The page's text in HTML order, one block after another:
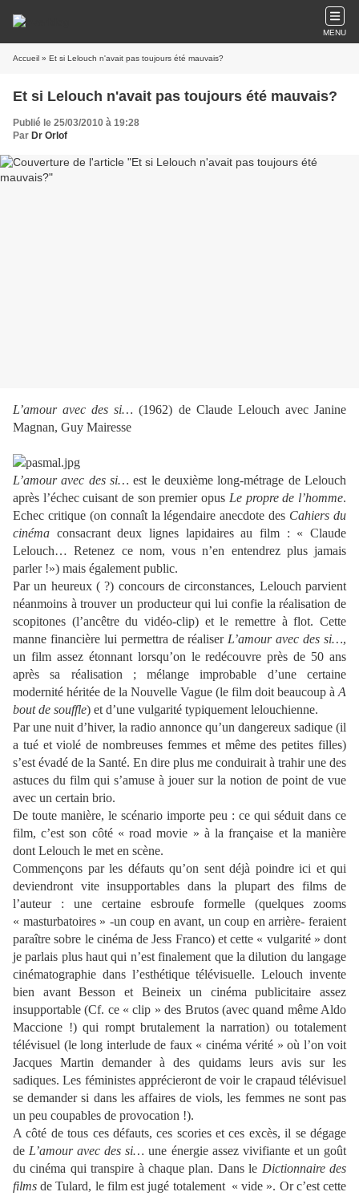
MENU
Accueil » Et si Lelouch n'avait pas toujours été mauvais?
Et si Lelouch n'avait pas toujours été mauvais?
Publié le 25/03/2010 à 19:28
Par Dr Orlof
L’amour avec des si… (1962) de Claude Lelouch avec Janine
Magnan, Guy Mairesse
L’amour avec des si… est le deuxième long-métrage de Lelouch
après l’échec cuisant de son premier opus Le propre de l’homme.
Echec critique (on connaît la légendaire anecdote des Cahiers du
cinéma consacrant deux lignes lapidaires au film : « Claude
Lelouch… Retenez ce nom, vous n’en entendrez plus jamais
parler !») mais également public.
Par un heureux ( ?) concours de circonstances, Lelouch parvient
néanmoins à trouver un producteur qui lui confie la réalisation de
scopitones (l’ancêtre du vidéo-clip) et le remettre à flot. Cette
manne financière lui permettra de réaliser L’amour avec des si…,
un film assez étonnant lorsqu’on le redécouvre près de 50 ans
après sa réalisation ; mélange improbable d’une certaine
modernité héritée de la Nouvelle Vague (le film doit beaucoup à A
bout de souffle) et d’une vulgarité typiquement lelouchienne.
Par une nuit d’hiver, la radio annonce qu’un dangereux sadique (il
a tué et violé de nombreuses femmes et même des petites filles)
s’est évadé de la Santé. En dire plus me conduirait à trahir une des
astuces du film qui s’amuse à jouer sur la notion de point de vue
avec un certain brio.
De toute manière, le scénario importe peu : ce qui séduit dans ce
film, c’est son côté « road movie » à la française et la manière
dont Lelouch le met en scène.
Commençons par les défauts qu’on sent déjà poindre ici et qui
deviendront vite insupportables dans la plupart des films de
l’auteur : une certaine esbroufe formelle (quelques zooms
« masturbatoires » -un coup en avant, un coup en arrière- feraient
paraître sobre le cinéma de Jess Franco) et cette « vulgarité » dont
je parlais plus haut qui n’est finalement que la dilution du langage
cinématographie dans l’esthétique télévisuelle. Lelouch invente
bien avant Besson et Beineix un cinéma publicitaire assez
insupportable (Cf. ce « clip » des Brutos (avec quand même Aldo
Maccione !) qui rompt brutalement la narration) ou totalement
télévisuel (le long interlude de faux « cinéma vérité » où l’on voit
Jacques Martin demander à des quidams leurs avis sur les
sadiques. Les féministes apprécieront de voir le crapaud télévisuel
se demander si dans les affaires de viols, les femmes ne sont pas
un peu coupables de provocation !).
A côté de tous ces défauts, ces scories et ces excès, il se dégage
de L’amour avec des si… une énergie assez vivifiante et un goût
du cinéma qui transpire à chaque plan. Dans le Dictionnaire des
films de Tulard, le film est jugé totalement « vide ». Or c’est cette